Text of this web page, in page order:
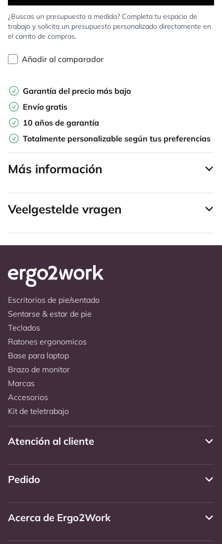
¿Buscas un presupuesto a medida? Completa tu espacio de
trabajo y solicita un presupuesto personalizado directamente en
el carrito de compras.
Añadir al comparador
Garantía del precio más bajo
Envío gratis
10 años de garantía
Totalmente personalizable según tus preferencias
Más información
Veelgestelde vragen
Escritorios de pie/sentado
Sentarse & estar de pie
Teclados
Ratones ergonomicos
Base para laptop
Brazo de monitor
Marcas
Accesorios
Kit de teletrabajo
Atención al cliente
Pedido
Acerca de Ergo2Work